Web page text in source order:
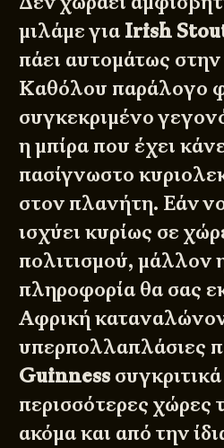
μιλάμε για Irish
πάει αυτομάτως στην
Καθόλου παράλογο
συγκεκριμένο
η μπίρα που έχει
πασίγνωστο
στον πλανήτη. Εάν
ισχύει κυρίως σε
πολιτισμού, μάλλον
πληροφορία θα σας
Αφρική
υπερπολλαπλάσιες
Guinness συγκριτικά
περισσότερες χώρες
ακόμα και από την